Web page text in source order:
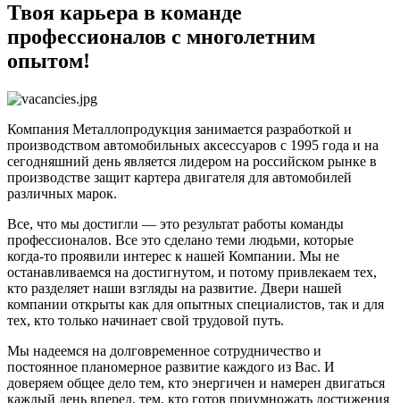
Твоя карьера в команде
профессионалов с многолетним
опытом!
Компания Металлопродукция занимается разработкой и
производством автомобильных аксессуаров с 1995 года и на
сегодняшний день является лидером на российском рынке в
производстве защит картера двигателя для автомобилей
различных марок.
Все, что мы достигли — это результат работы команды
профессионалов. Все это сделано теми людьми, которые
когда-то проявили интерес к нашей Компании. Мы не
останавливаемся на достигнутом, и потому привлекаем тех,
кто разделяет наши взгляды на развитие. Двери нашей
компании открыты как для опытных специалистов, так и для
тех, кто только начинает свой трудовой путь.
Мы надеемся на долговременное сотрудничество и
постоянное планомерное развитие каждого из Вас. И
доверяем общее дело тем, кто энергичен и намерен двигаться
каждый день вперед, тем, кто готов приумножать достижения